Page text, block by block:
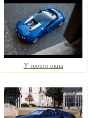
У твоего окна